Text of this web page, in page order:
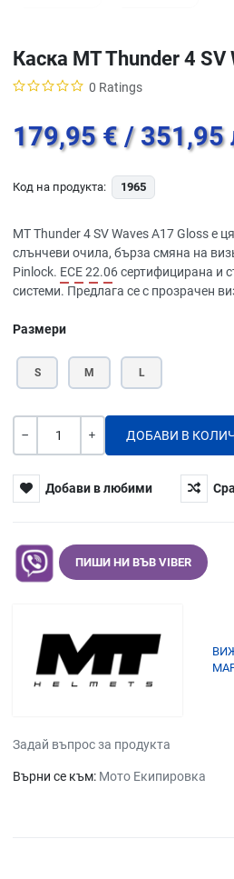
Каска MT Thunder 4
0 Ratings
179,95 € / 351,95
Код на продукта: 1965
MT Thunder 4 SV Waves A17 Gloss е
слънчеви очила, бърза смяна на
Pinlock. ECE 22.06сертифицирана и
системи. Предлага се с прозрачен
Размери
S M L
Количество
Добави в любими
ПИШИ НИ ВЪВ VIBER
Задай въпрос за продукта
Върни се към: Мото Екипировка